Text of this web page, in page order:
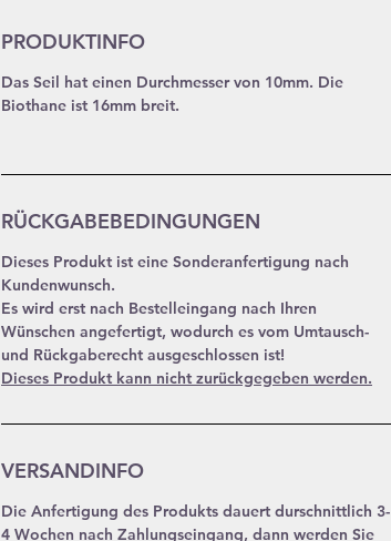
PRODUKTINFO
Das Seil hat einen Durchmesser von 10mm. Die
Biothane ist 16mm breit.
RÜCKGABEBEDINGUNGEN
Dieses Produkt ist eine Sonderanfertigung nach
Kundenwunsch.
Es wird erst nach Bestelleingang nach Ihren
Wünschen angefertigt, wodurch es vom Umtausch-
und Rückgaberecht ausgeschlossen ist!
Dieses Produkt kann nicht zurückgegeben werden.
VERSANDINFO
Die Anfertigung des Produkts dauert durschnittlich 3-
4 Wochen nach Zahlungseingang, dann werden Sie